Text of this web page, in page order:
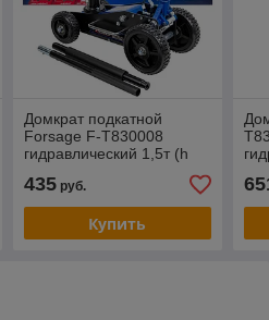
Домкрат подкатной
Forsage F-T830008
гидравлический 1,5т (h
min 155мм, h max 525мм)
435руб.
Купить